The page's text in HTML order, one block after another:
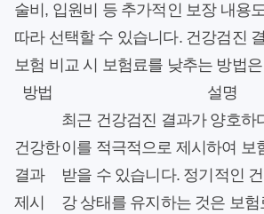
술비, 입원비 등 추가적인 보장 내용
따라 선택할 수 있습니다. 건강검진
보험 비교 시 보험료를 낮추는 방법
방법
설명
건강한
결과
제시
최근 건강검진 결과가 양호하
이를 적극적으로 제시하여 보
받을 수 있습니다. 정기적인
강 상태를 유지하는 것은 보